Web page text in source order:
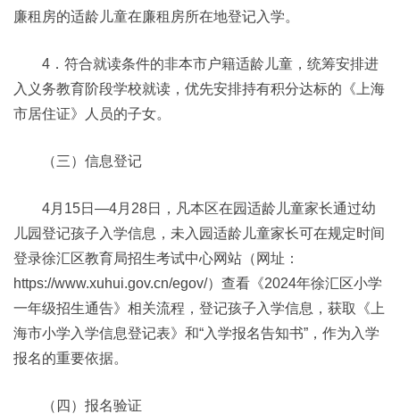
廉租房的适龄儿童在廉租房所在地登记入学。
4．符合就读条件的非本市户籍适龄儿童，统筹安排进
入义务教育阶段学校就读，优先安排持有积分达标的《上海
市居住证》人员的子女。
（三）信息登记
4月15日—4月28日，凡本区在园适龄儿童家长通过幼
儿园登记孩子入学信息，未入园适龄儿童家长可在规定时间
登录徐汇区教育局招生考试中心网站（网址：
https://www.xuhui.gov.cn/egov/）查看《2024年徐汇区小学
一年级招生通告》相关流程，登记孩子入学信息，获取《上
海市小学入学信息登记表》和“入学报名告知书”，作为入学
报名的重要依据。
（四）报名验证